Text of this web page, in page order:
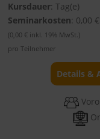
Kursdauer: Tag(e)
Seminarkosten: 0,00 €
(0,00 € inkl. 19% MwSt.)
pro Teilnehmer
Details &